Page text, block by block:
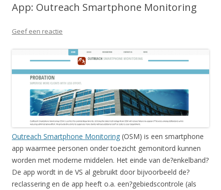
App: Outreach Smartphone Monitoring
Geef een reactie
Outreach Smartphone Monitoring (OSM) is een smartphone
app waarmee personen onder toezicht gemonitord kunnen
worden met moderne middelen. Het einde van de?enkelband?
De app wordt in de VS al gebruikt door bijvoorbeeld de?
reclassering en de app heeft o.a. een?gebiedscontrole (als